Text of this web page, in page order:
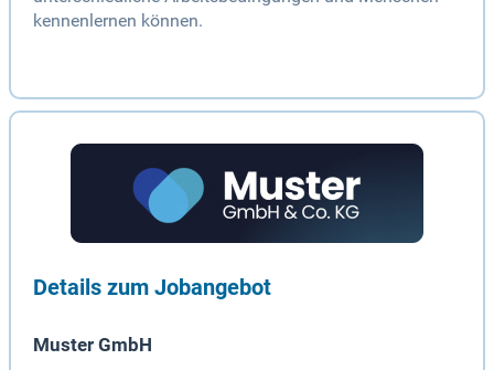
kennenlernen können.
Details zum Jobangebot
Muster GmbH